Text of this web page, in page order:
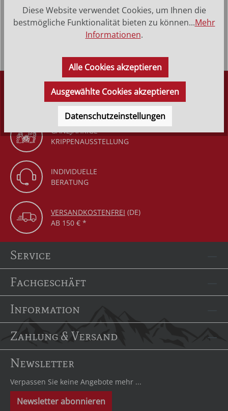
Heiliger Julian - Hinterglasbild, Patronatsbild,
Namenspatron mit Heiligenname, Hinterglasmalerei
Rahmen aus Echtholz…Mehr
DÜRR KRIPPEN
SEIT 1977
GANZJÄHRIGE
KRIPPENAUSSTELLUNG
INDIVIDUELLE
BERATUNG
VERSANDKOSTENFREI (DE)
AB 150 € *
Service
Fachgeschäft
Information
Zahlung & Versand
Newsletter
Verpassen Sie keine Angebote mehr ...
Newsletter abonnieren
Diese Website verwendet Cookies, um Ihnen die
bestmögliche Funktionalität bieten zu können...Mehr
Informationen.
Alle Cookies akzeptieren
Ausgewählte Cookies akzeptieren
Datenschutzeinstellungen